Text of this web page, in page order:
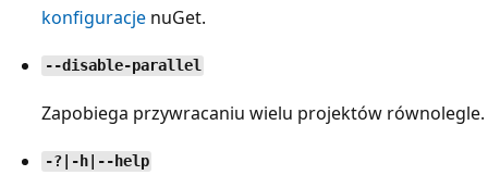
konfiguracje nuGet.
--disable-parallel
Zapobiega przywracaniu wielu projektów równolegle.
-?|-h|--help